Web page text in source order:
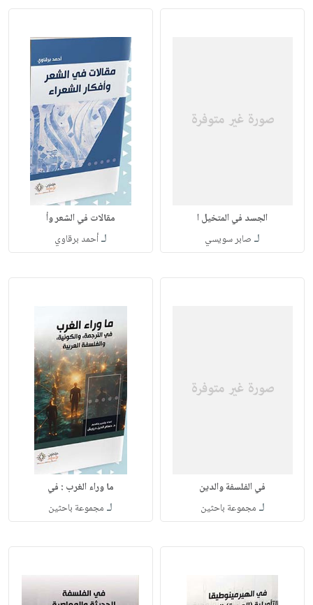
الجسد في المتخيل ا
لـ صابر سويسي
مقالات في الشعر وأ
لـأحمد برقاوي
في الفلسفة والدين
لـ مجموعة باحثين
ما وراء الغرب : في
لـ مجموعة باحثين